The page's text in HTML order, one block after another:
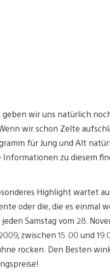
geben wir uns natürlich
wir schon Zelte
für Jung und Alt
Informationen zu diesem
Highlight wartet
oder die, die es einmal
Samstag vom 28.
zwischen 15.00 und
rocken. Den Besten